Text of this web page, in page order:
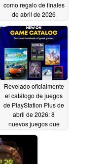
como regalo de finales
de abril de 2026
04/17/2026
Revelado oficialmente
el catálogo de juegos
de PlayStation Plus de
abril de 2026: 8
nuevos juegos que
Premium